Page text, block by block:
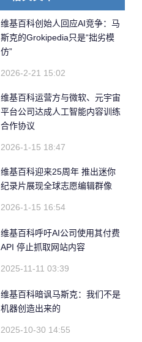
维基百科创始人回应AI竞争：马
斯克的Grokipedia只是“拙劣模
仿”
2026-2-21 15:02
维基百科运营方与微软、元宇宙
平台公司达成人工智能内容训练
合作协议
2026-1-15 18:47
维基百科迎来25周年 推出迷你
纪录片展现全球志愿编辑群像
2026-1-15 16:54
维基百科呼吁AI公司使用其付费
API 停止抓取网站内容
2025-11-11 03:39
维基百科暗讽马斯克：我们不是
机器创造出来的
2025-10-30 14:55